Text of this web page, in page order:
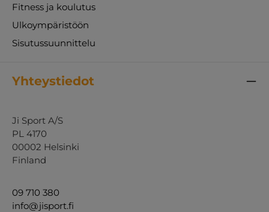
Fitness ja koulutus
Ulkoympäristöön
Sisutussuunnittelu
Yhteystiedot
Ji Sport A/S
PL 4170
00002 Helsinki
Finland
09 710 380
info@jisport.fi